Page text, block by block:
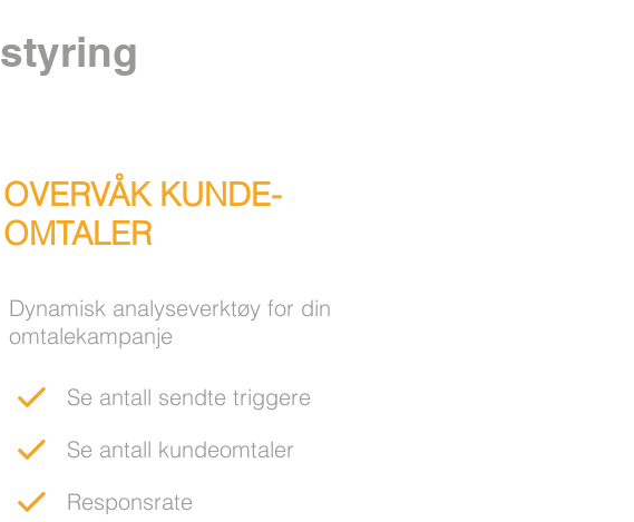
styring
OVERVÅK KUNDE-
OMTALER
Dynamisk analyseverktøy for din
omtalekampanje
Se antall sendte triggere
Se antall kundeomtaler
Responsrate